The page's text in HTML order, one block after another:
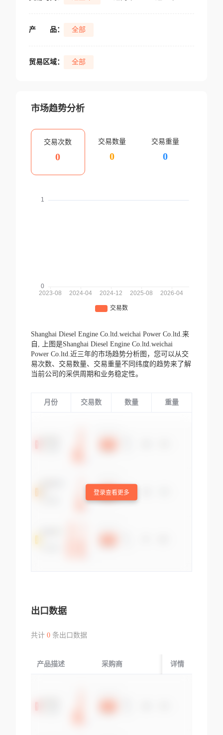
产 品： 全部
贸易区域： 全部
市场趋势分析
交易次数
0
交易数量
0
交易重量
0
Shanghai Diesel Engine Co.ltd.weichai Power Co.ltd.来
自,
上图是Shanghai Diesel Engine Co.ltd.weichai
Power Co.ltd.近三年的市场趋势分析图，您可以从交
易次数、交易数量、交易重量不同纬度的趋势来了解
当前公司的采供周期和业务稳定性。
月份 交易数 数量 重量
登录查看更多
出口数据
共计 0条出口数据
产品描述 采购商 起运国/地区
详情